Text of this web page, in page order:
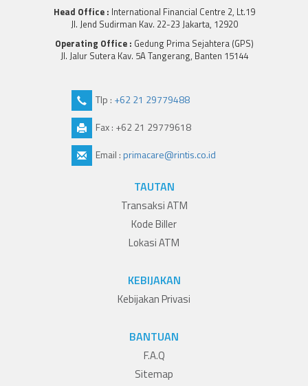
Head Office : International Financial Centre 2, Lt.19
Jl. Jend Sudirman Kav. 22-23 Jakarta, 12920
Operating Office : Gedung Prima Sejahtera (GPS)
Jl. Jalur Sutera Kav. 5A Tangerang, Banten 15144
Tlp : +62 21 29779488
Fax : +62 21 29779618
Email :primacare@rintis.co.id
TAUTAN
Transaksi ATM
Kode Biller
Lokasi ATM
KEBIJAKAN
Kebijakan Privasi
BANTUAN
F.A.Q
Sitemap